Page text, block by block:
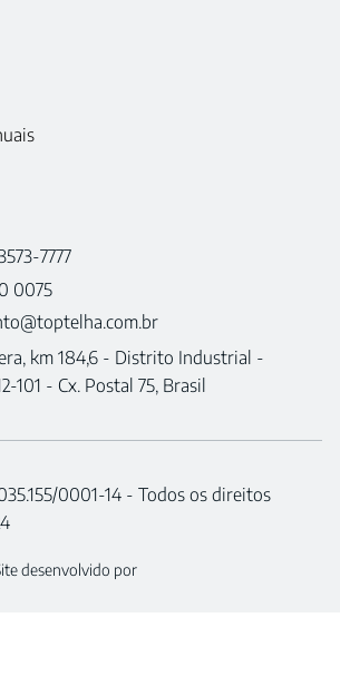
7777
0075
km 184,6 - Distrito Industrial -
101 - Cx. Postal 75, Brasil
0001-14 - Todos os direitos
desenvolvido por